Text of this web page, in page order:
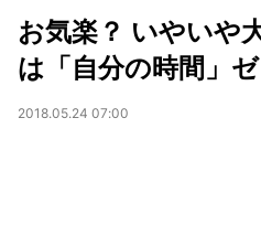
お気楽？ いやいや
は「自分の時間」
2018.05.24 07:00